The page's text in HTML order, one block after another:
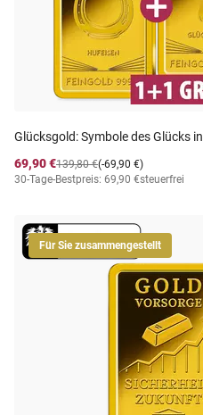
Glücksgold: Symbole des Glücks
69,90 €
(-69,90 €)
139,80 €
30-Tage-Bestpreis: 69,90 €steuerfrei
Für Sie zusammengestellt